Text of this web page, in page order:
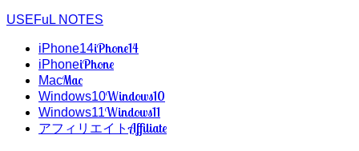
USEFuL NOTES
iPhone14iPhone14
iPhoneiPhone
MacMac
Windows10Windows10
Windows11Windows11
アフィリエイトAffiliate